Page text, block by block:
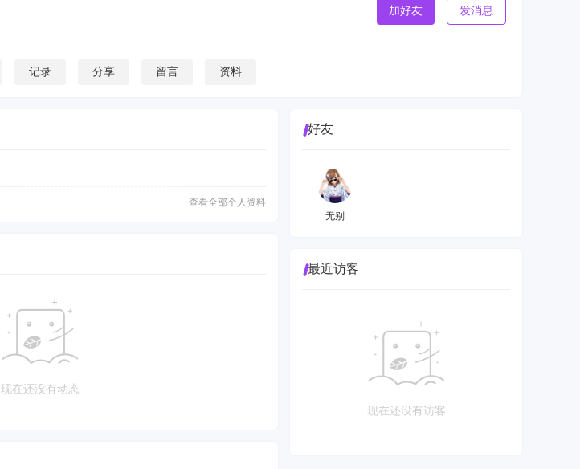
加好友 发消息
记录 分享 留言 资料
查看全部个人资料
现在还没有动态
好友
无别
最近访客
现在还没有访客